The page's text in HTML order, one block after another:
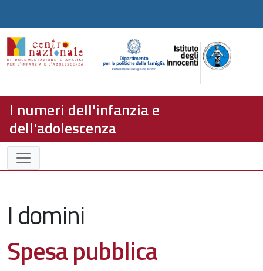
I numeri dell'infanzia e
dell'adolescenza
I domini
Spesa pubblica